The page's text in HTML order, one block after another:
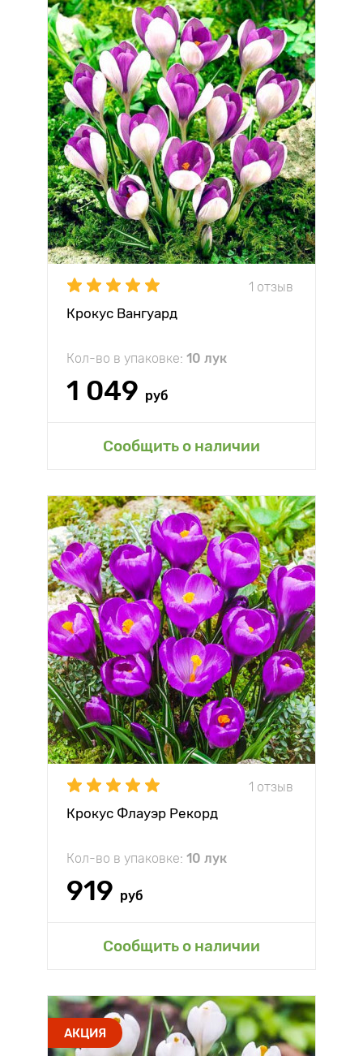
1 отзыв
Крокус Вангуард
Кол-во в упаковке: 10 лук
1 049 руб
Сообщить о наличии
1 отзыв
Крокус Флауэр Рекорд
Кол-во в упаковке: 10 лук
919 руб
Сообщить о наличии
АКЦИЯ